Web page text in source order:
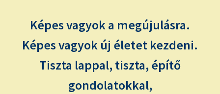
Képes vagyok a megújulásra.
Képes vagyok új életet kezdeni.
Tiszta lappal, tiszta, építő
gondolatokkal,